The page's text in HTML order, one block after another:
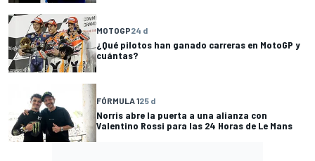
MOTOGP24 d
¿Qué pilotos han ganado carreras en MotoGP y
cuántas?
FÓRMULA 125 d
Norris abre la puerta a una alianza con
Valentino Rossi para las 24 Horas de Le Mans